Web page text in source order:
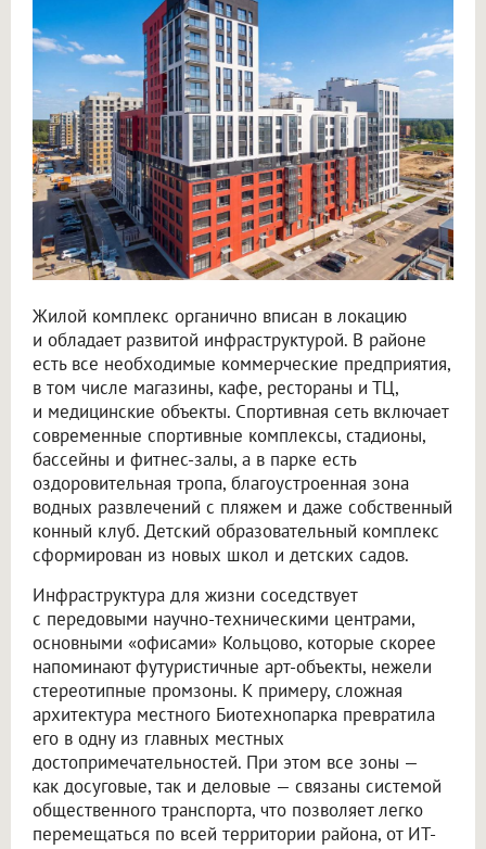
Жилой комплекс органично вписан в локацию
и обладает развитой инфраструктурой. В районе
есть все необходимые коммерческие предприятия,
в том числе магазины, кафе, рестораны и ТЦ,
и медицинские объекты. Спортивная сеть включает
современные спортивные комплексы, стадионы,
бассейны и фитнес-залы, а в парке есть
оздоровительная тропа, благоустроенная зона
водных развлечений с пляжем и даже собственный
конный клуб. Детский образовательный комплекс
сформирован из новых школ и детских садов.
Инфраструктура для жизни соседствует
с передовыми научно-техническими центрами,
основными «офисами» Кольцово, которые скорее
напоминают футуристичные арт-объекты, нежели
стереотипные промзоны. К примеру, сложная
архитектура местного Биотехнопарка превратила
его в одну из главных местных
достопримечательностей. При этом все зоны —
как досуговые, так и деловые — связаны системой
общественного транспорта, что позволяет легко
перемещаться по всей территории района, от ИТ-